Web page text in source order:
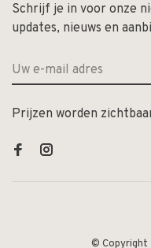
Schrijf je in voor onze
updates, nieuws en
Prijzen worden
© Copyright